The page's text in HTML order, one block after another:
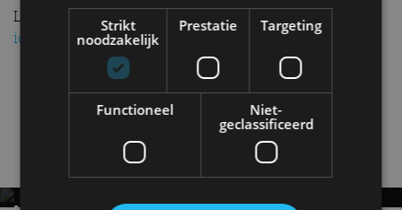
Lees ook:
Review – Subaru E-Outback (2026) – De
ideale avontuurlijke gezinsauto?
Review – Subaru E-Outback (2026) – De
ideale avontuurlijke gezinsauto?
Nieuwste berichten
Strikt
noodzakelijk
Prestatie Targeting
Functioneel
Niet-
geclassificeerd